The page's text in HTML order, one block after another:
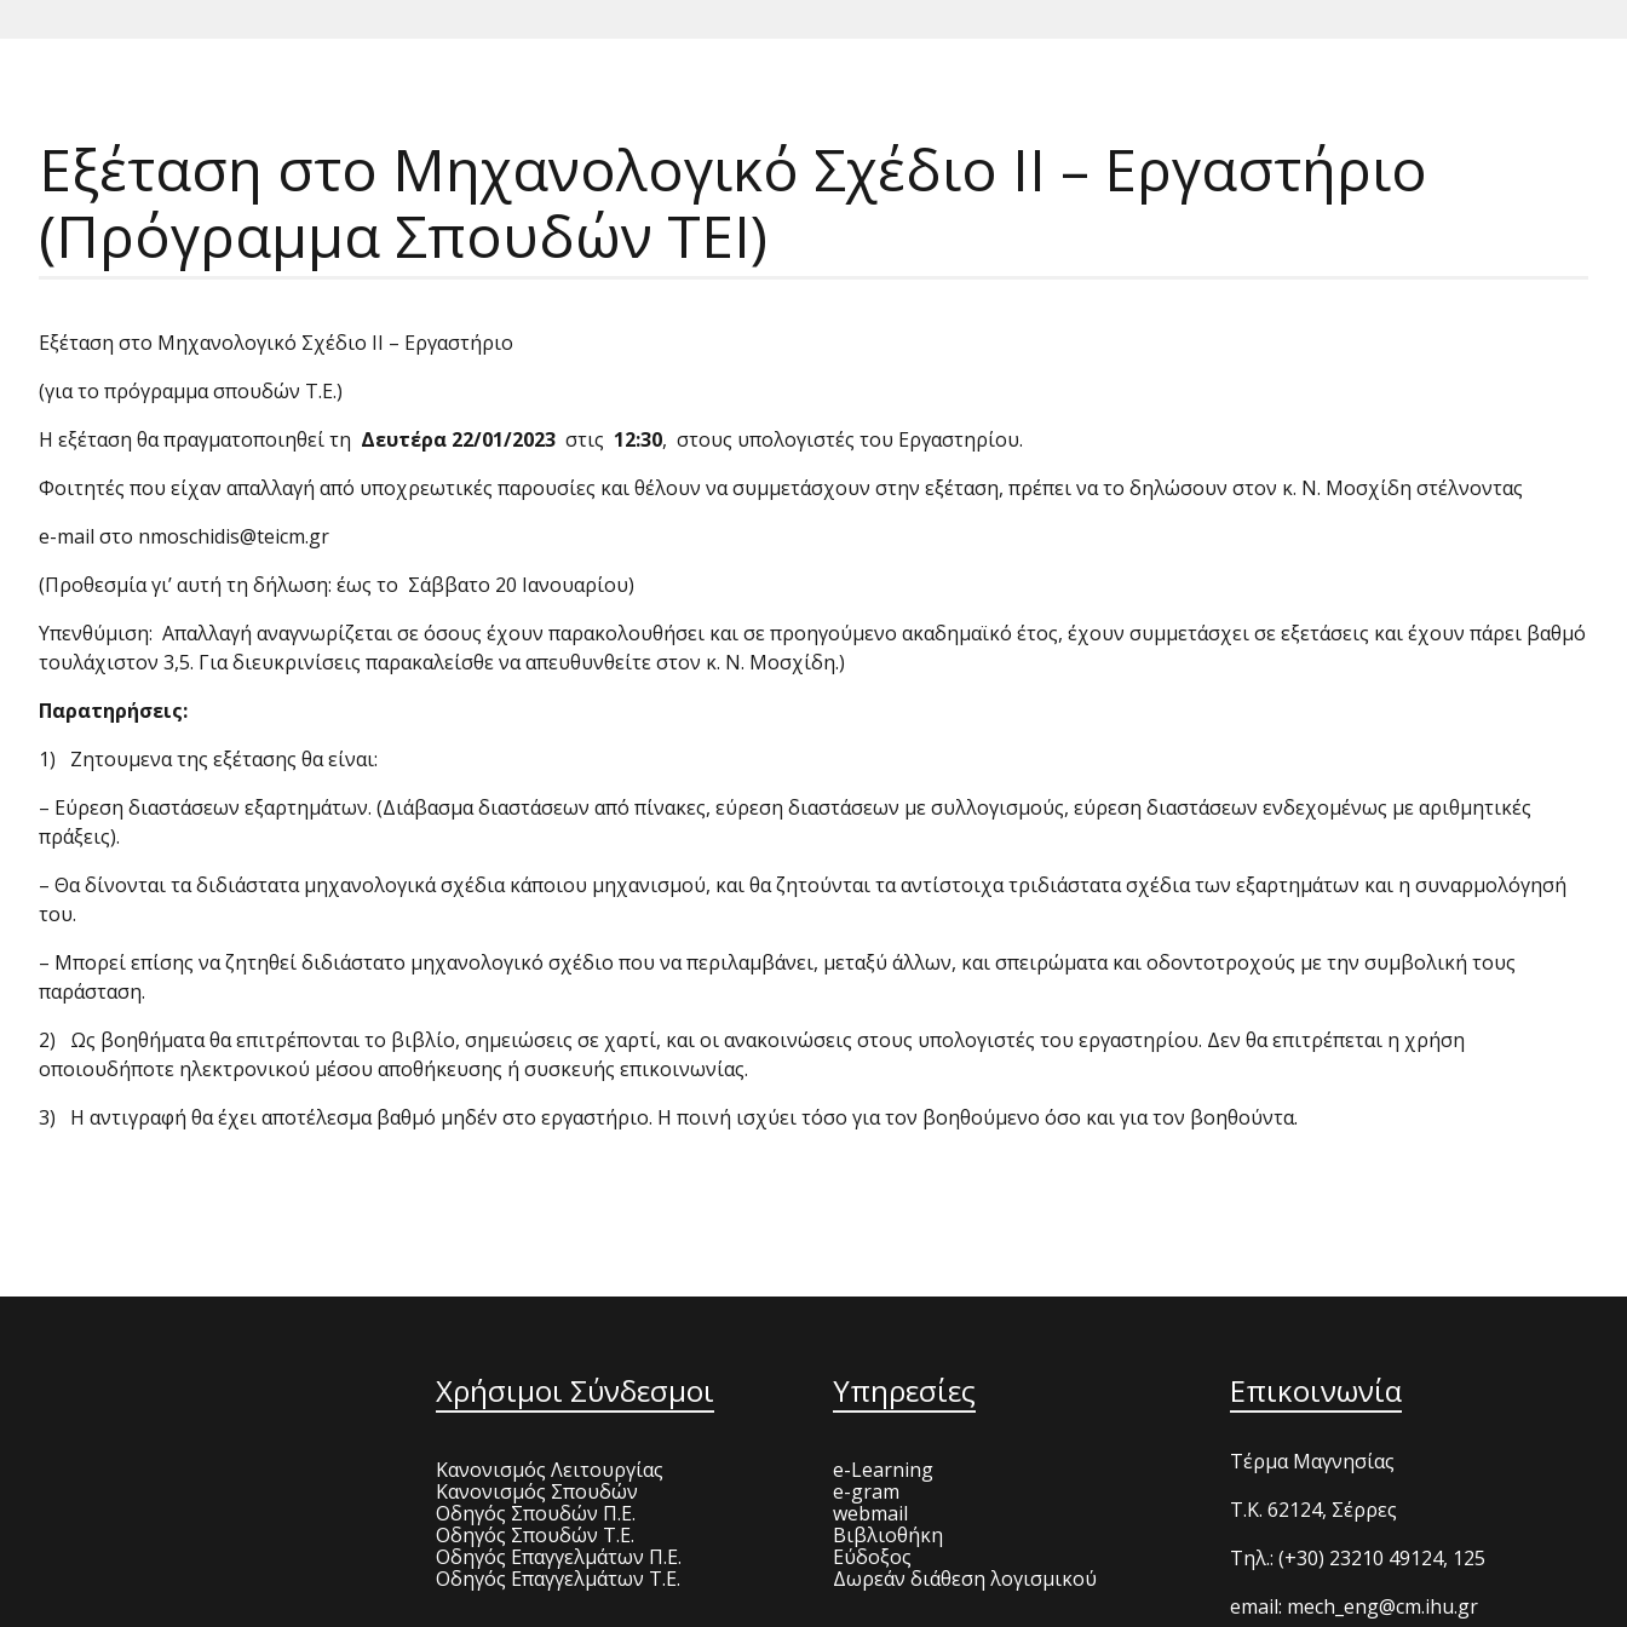
Εξέταση στο Μηχανολογικό Σχέδιο ΙΙ – Εργαστήριο
(Πρόγραμμα Σπουδών ΤΕΙ)
Εξέταση στο Μηχανολογικό Σχέδιο ΙΙ – Εργαστήριο
(για το πρόγραμμα σπουδών Τ.Ε.)
Η εξέταση θα πραγματοποιηθεί τη Δευτέρα 22/01/2023 στις 12:30, στους υπο­λογιστές του Εργαστηρίου.
Φοιτητές που είχαν απαλλαγή από υποχρεωτικές παρουσίες και θέλουν να συμμε­τάσχουν στην εξέταση, πρέπει να το δηλώσουν στον κ. Ν. Μοσχίδη στέλνοντας
e-mail στο nmoschidis@teicm.gr
(Προθεσμία γι’ αυτή τη δήλωση: έως το Σάββατο 20 Ιανουαρίου)
Υπενθύμιση: Απαλλαγή αναγνωρίζεται σε όσους έχουν παρακολουθήσει και σε προηγούμενο ακα­δημαϊκό έτος, έχουν συμμετάσχει σε εξετάσεις και έχουν πάρει βαθμό
τουλάχιστον 3,5. Για διευ­κρινίσεις παρακαλείσθε να απευθυνθείτε στον κ. Ν. Μοσχίδη.)
Παρατηρήσεις:
1) Ζητουμενα της εξέτασης θα είναι:
– Εύρεση διαστάσεων εξαρτημάτων. (Διάβασμα διαστάσεων από πίνακες, εύρεση διαστά­σεων με συλλογισμούς, εύρεση διαστάσεων ενδεχομένως με αριθμητικές
πράξεις).
– Θα δίνονται τα διδιάστατα μηχανολογικά σχέδια κάποιου μηχανισμού, και θα ζητούνται τα αντίστοιχα τριδιάστατα σχέδια των εξαρτημάτων και η συναρμολόγησή
του.
– Μπορεί επίσης να ζητηθεί διδιάστατο μηχανολογικό σχέδιο που να περιλαμβάνει, μεταξύ άλλων, και σπειρώματα και οδοντοτροχούς με την συμβολική τους
παράσταση.
2) Ως βοηθήματα θα επιτρέπονται το βιβλίο, σημειώσεις σε χαρτί, και οι ανακοινώσεις στους υπολογιστές του εργαστηρίου. Δεν θα επιτρέπεται η χρήση
οποιουδήποτε ηλεκτρονι­κού μέσου αποθήκευσης ή συσκευής επικοινωνίας.
3) Η αντιγραφή θα έχει αποτέλεσμα βαθμό μηδέν στο εργαστήριο. Η ποινή ισχύει τόσο για τον βοηθούμενο όσο και για τον βοηθούντα.
Χρήσιμοι Σύνδεσμοι
Κανονισμός Λειτουργίας
Κανονισμός Σπουδών
Οδηγός Σπουδών Π.Ε.
Οδηγός Σπουδών Τ.Ε.
Οδηγός Επαγγελμάτων Π.Ε.
Οδηγός Επαγγελμάτων Τ.Ε.
Υπηρεσίες
e-Learning
e-gram
webmail
Βιβλιοθήκη
Εύδοξος
Δωρεάν διάθεση λογισμικού
Επικοινωνία
Τέρμα Μαγνησίας
T.K. 62124, Σέρρες
Τηλ.: (+30) 23210 49124, 125
email: mech_eng@cm.ihu.gr